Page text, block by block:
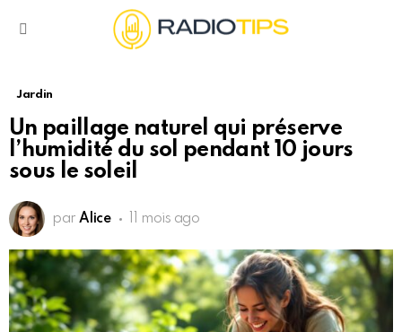
Jardin
Un paillage naturel qui préserve
l’humidité du sol pendant 10 jours
sous le soleil
par Alice 11 mois ago